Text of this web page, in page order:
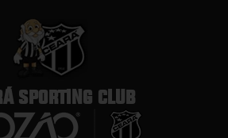
SPORTING CLUB